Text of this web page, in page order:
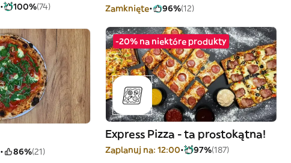
100%(74) Zamknięte 96%(12)
86%(21)
-20% na niektóre produkty
Express Pizza - ta prostokątna!
Zaplanuj na: 12:00 97%(187)